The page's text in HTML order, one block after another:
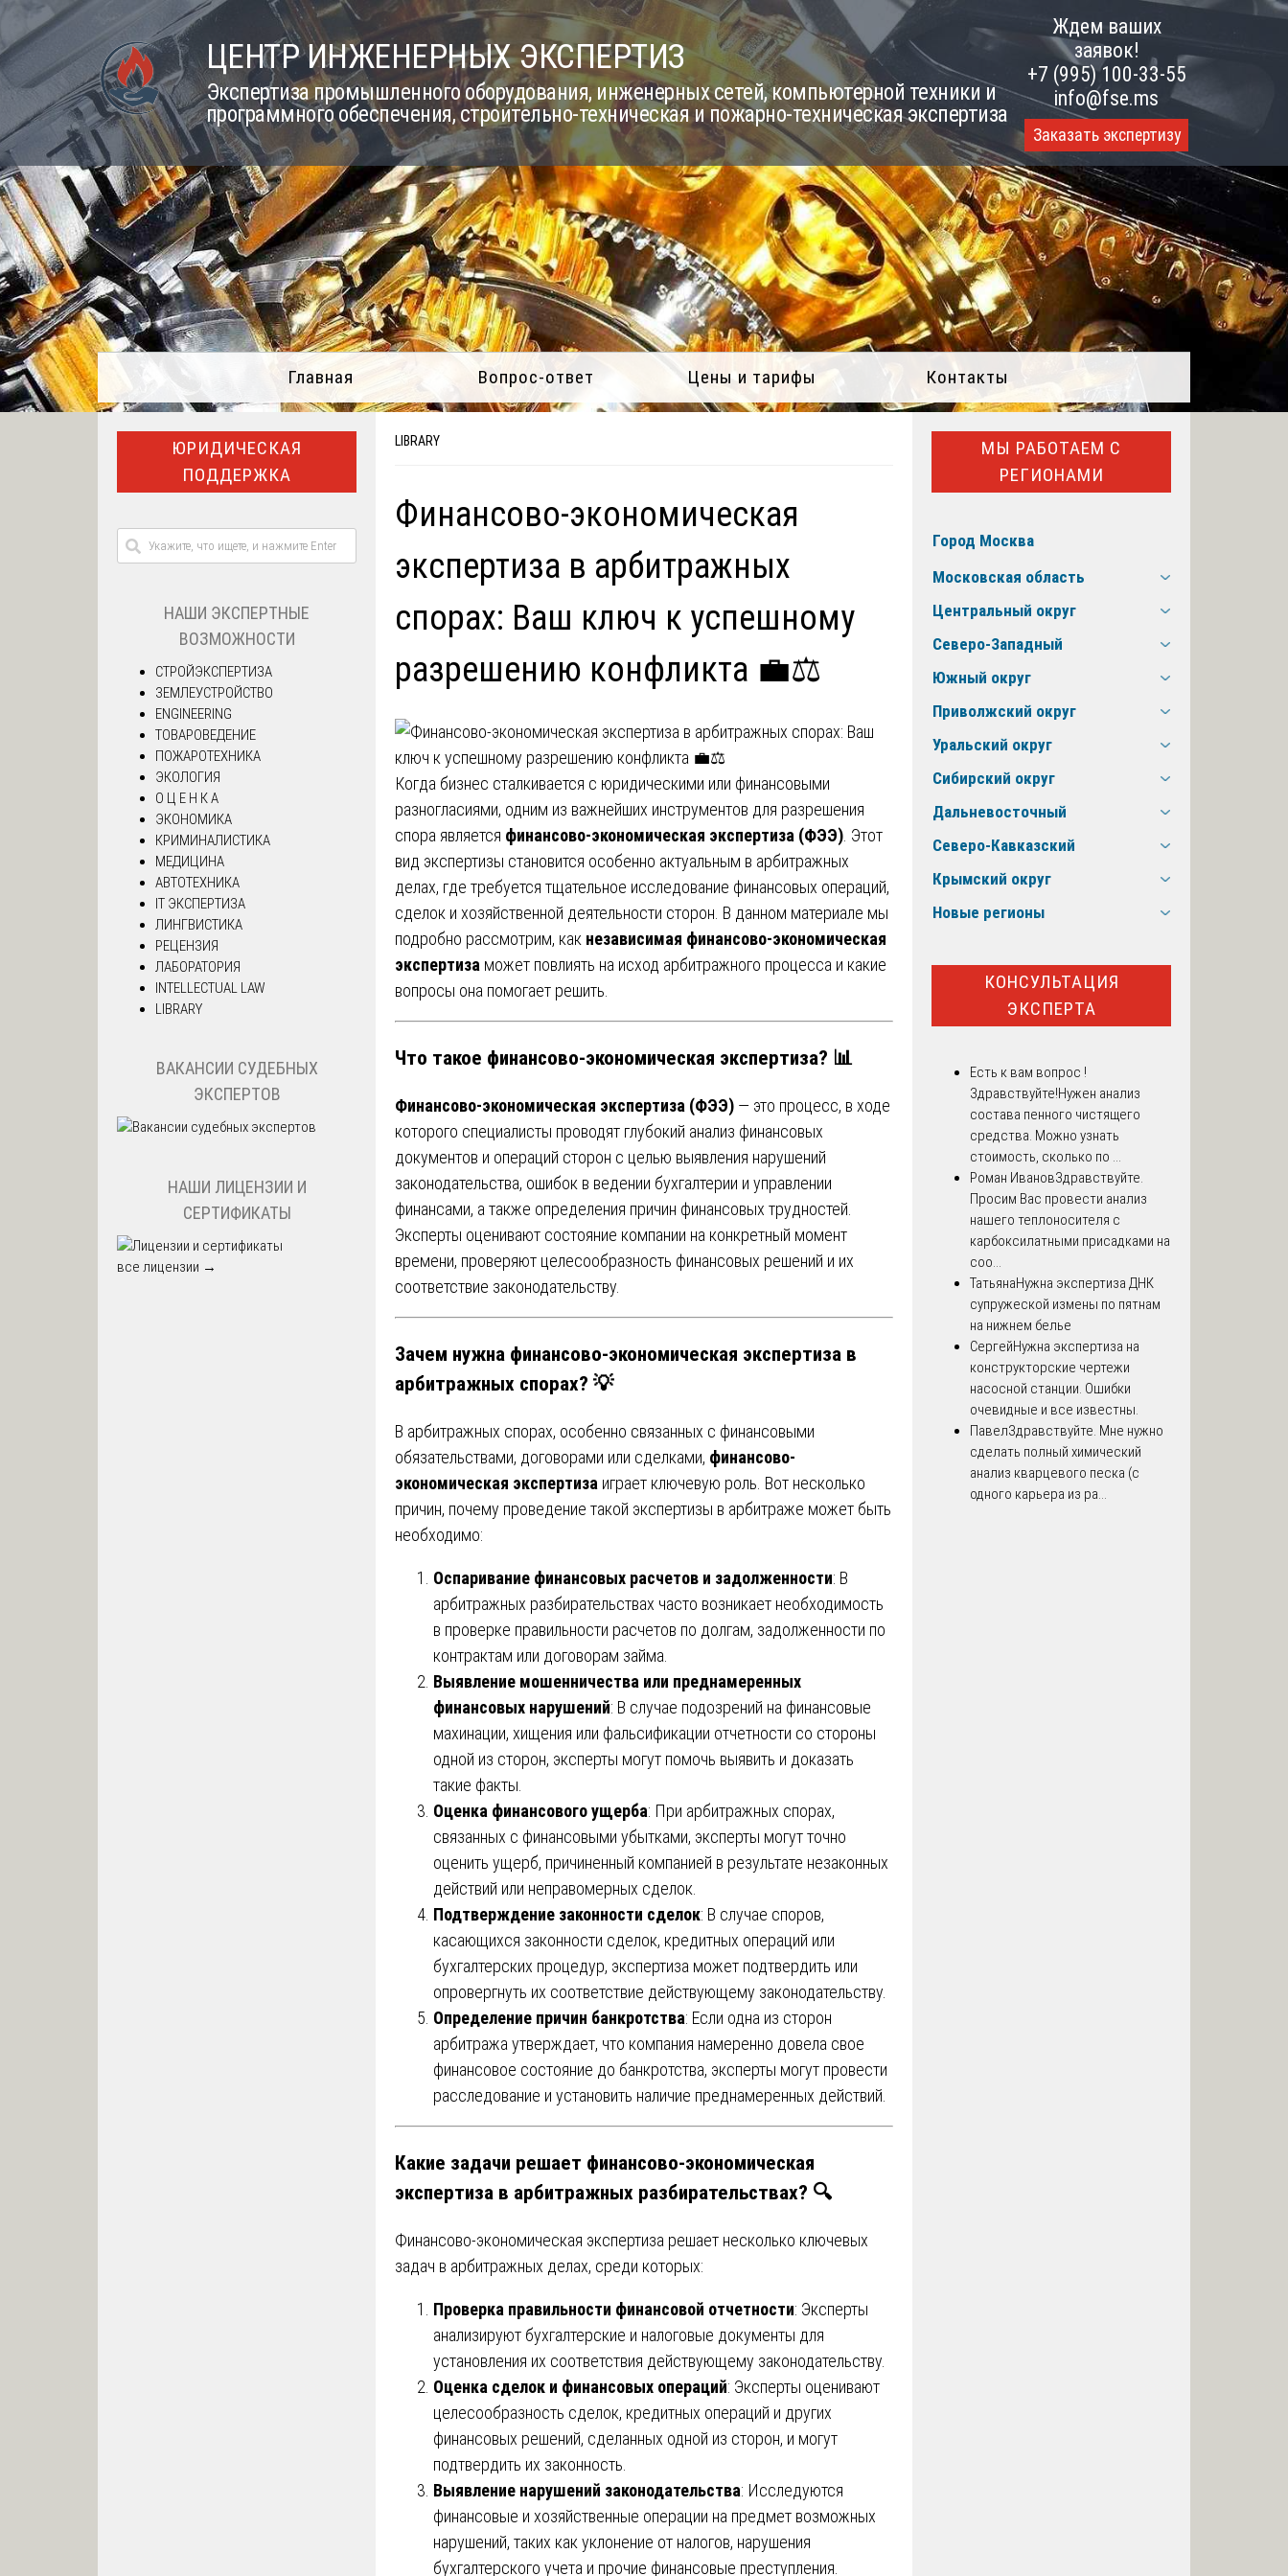
Skip
to
content
ЦЕНТР ИНЖЕНЕРНЫХ ЭКСПЕРТИЗ
Экспертиза промышленного оборудования, инженерных сетей, компьютерной техники и
программного обеспечения, строительно-техническая и пожарно-техническая экспертиза
Ждем ваших
заявок!
+7 (995) 100-33-55
info@fse.ms
Заказать экспертизу
Главная Вопрос-ответ Цены и тарифы Контакты
LIBRARY
Финансово-экономическая
экспертиза в арбитражных
спорах: Ваш ключ к успешному
разрешению конфликта 💼⚖️
Когда бизнес сталкивается с юридическими или финансовыми
разногласиями, одним из важнейших инструментов для разрешения
спора является финансово-экономическая экспертиза (ФЭЭ) . Этот
вид экспертизы становится особенно актуальным в арбитражных
делах, где требуется тщательное исследование финансовых операций,
сделок и хозяйственной деятельности сторон. В данном материале мы
подробно рассмотрим, как независимая финансово-экономическая
экспертиза может повлиять на исход арбитражного процесса и какие
вопросы она помогает решить.
Что такое финансово-экономическая экспертиза? 📊
Финансово-экономическая экспертиза (ФЭЭ) — это процесс, в ходе
которого специалисты проводят глубокий анализ финансовых
документов и операций сторон с целью выявления нарушений
законодательства, ошибок в ведении бухгалтерии и управлении
финансами, а также определения причин финансовых трудностей.
Эксперты оценивают состояние компании на конкретный момент
времени, проверяют целесообразность финансовых решений и их
соответствие законодательству.
Зачем нужна финансово-экономическая экспертиза в
арбитражных спорах? 💡
В арбитражных спорах, особенно связанных с финансовыми
обязательствами, договорами или сделками, финансово-
экономическая экспертиза играет ключевую роль. Вот несколько
причин, почему проведение такой экспертизы в арбитраже может быть
необходимо:
Оспаривание финансовых расчетов и задолженности: В
арбитражных разбирательствах часто возникает необходимость
в проверке правильности расчетов по долгам, задолженности по
контрактам или договорам займа.
Выявление мошенничества или преднамеренных
финансовых нарушений: В случае подозрений на финансовые
махинации, хищения или фальсификации отчетности со стороны
одной из сторон, эксперты могут помочь выявить и доказать
такие факты.
Оценка финансового ущерба: При арбитражных спорах,
связанных с финансовыми убытками, эксперты могут точно
оценить ущерб, причиненный компанией в результате незаконных
действий или неправомерных сделок.
Подтверждение законности сделок: В случае споров,
касающихся законности сделок, кредитных операций или
бухгалтерских процедур, экспертиза может подтвердить или
опровергнуть их соответствие действующему законодательству.
Определение причин банкротства: Если одна из сторон
арбитража утверждает, что компания намеренно довела свое
финансовое состояние до банкротства, эксперты могут провести
расследование и установить наличие преднамеренных действий.
Какие задачи решает финансово-экономическая
экспертиза в арбитражных разбирательствах? 🔍
Финансово-экономическая экспертиза решает несколько ключевых
задач в арбитражных делах, среди которых:
Проверка правильности финансовой отчетности: Эксперты
анализируют бухгалтерские и налоговые документы для
установления их соответствия действующему законодательству.
Оценка сделок и финансовых операций: Эксперты оценивают
целесообразность сделок, кредитных операций и других
финансовых решений, сделанных одной из сторон, и могут
подтвердить их законность.
Выявление нарушений законодательства: Исследуются
финансовые и хозяйственные операции на предмет возможных
нарушений, таких как уклонение от налогов, нарушения
бухгалтерского учета и прочие финансовые преступления.
ЮРИДИЧЕСКАЯ
ПОДДЕРЖКА
НАШИ ЭКСПЕРТНЫЕ
ВОЗМОЖНОСТИ
СТРОЙЭКСПЕРТИЗА
ЗЕМЛЕУСТРОЙСТВО
ENGINEERING
ТОВАРОВЕДЕНИЕ
ПОЖАРОТЕХНИКА
ЭКОЛОГИЯ
О Ц Е Н К А
ЭКОНОМИКА
КРИМИНАЛИСТИКА
МЕДИЦИНА
АВТОТЕХНИКА
IT ЭКСПЕРТИЗА
ЛИНГВИСТИКА
РЕЦЕНЗИЯ
ЛАБОРАТОРИЯ
INTELLECTUAL LAW
LIBRARY
ВАКАНСИИ СУДЕБНЫХ
ЭКСПЕРТОВ
НАШИ ЛИЦЕНЗИИ И
СЕРТИФИКАТЫ
все лицензии →
МЫ РАБОТАЕМ С
РЕГИОНАМИ
Город Москва
Московская область
Центральный округ
Северо-Западный
Южный округ
Приволжский округ
Уральский округ
Сибирский округ
Дальневосточный
Северо-Кавказский
Крымский округ
Новые регионы
КОНСУЛЬТАЦИЯ
ЭКСПЕРТА
Есть к вам вопрос !
Здравствуйте!Нужен анализ
состава пенного чистящего
средства. Можно узнать
стоимость, сколько по ...
Роман ИвановЗдравствуйте.
Просим Вас провести анализ
нашего теплоносителя с
карбоксилатными присадками на
соо...
ТатьянаНужна экспертиза ДНК
супружеской измены по пятнам
на нижнем белье
СергейНужна экспертиза на
конструкторские чертежи
насосной станции. Ошибки
очевидные и все известны.
ПавелЗдравствуйте. Мне нужно
сделать полный химический
анализ кварцевого песка (с
одного карьера из ра...